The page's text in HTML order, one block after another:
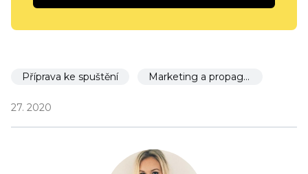
Příprava ke spuštění Marketing a propagace
27. 2020